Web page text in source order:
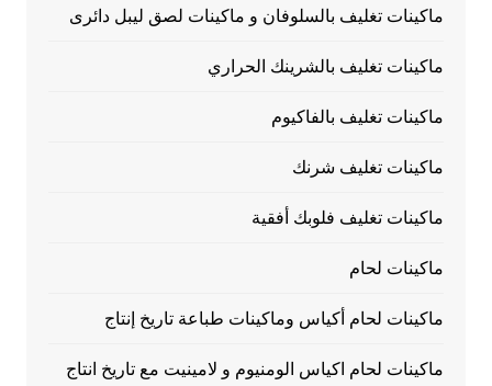
ماكينات تغليف بالسلوفان و ماكينات لصق ليبل دائرى
ماكينات تغليف بالشرينك الحراري
ماكينات تغليف بالفاكيوم
ماكينات تغليف شرنك
ماكينات تغليف فلوبك أفقية
ماكينات لحام
ماكينات لحام أكياس وماكينات طباعة تاريخ إنتاج
ماكينات لحام اكياس الومنيوم و لامينيت مع تاريخ انتاج